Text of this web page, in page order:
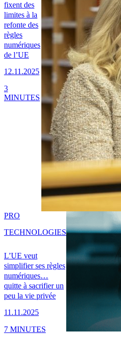
fixent des
limites à la
refonte des
règles
numériques
de l’UE
12.11.2025
3
MINUTES
L’UE veut
simplifier ses règles
numériques…
quitte à sacrifier un
peu la vie privée
11.11.2025
PRO
TECHNOLOGIES
7 MINUTES